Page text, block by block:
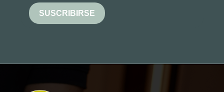
SUSCRIBIRSE